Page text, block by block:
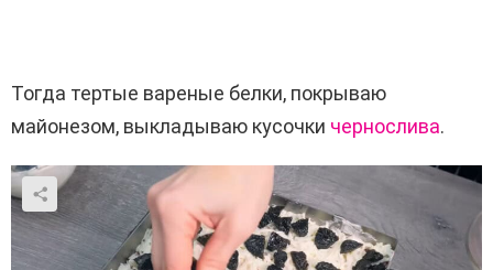
Тогда тертые вареные белки, покрываю
майонезом, выкладываю кусочки чернослива.